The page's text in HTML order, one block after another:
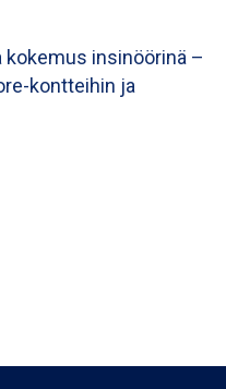
kokemus insinöörinä –
kontteihin ja